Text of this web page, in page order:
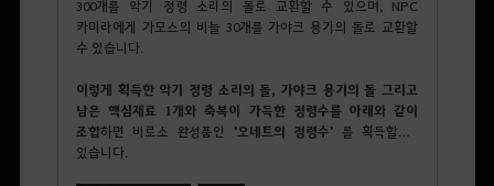
300개를 악기 정령 소리의 돌로 교환할 수 있으며, NPC
카미라에게 가모스의 비늘 30개를 가야크 용기의 돌로 교환할
수 있습니다.
이렇게 획득한 악기 정령 소리의 돌, 가야크 용기의 돌 그리고
남은 핵심재료 1개와 축복이 가득한 정령수를 아래와 같이
조합하면 비로소 완성품인 '오네트의 정령수' 를 획득할 수
있습니다.